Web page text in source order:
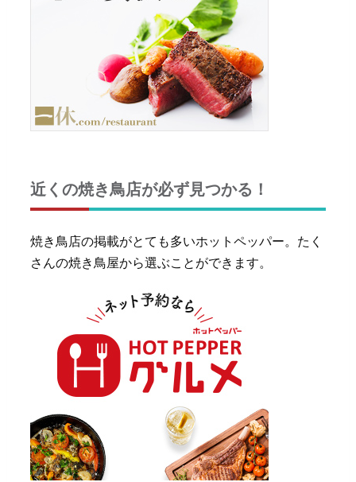
近くの焼き鳥店が必ず見つかる！
焼き鳥店の掲載がとても多いホットペッパー。たく
さんの焼き鳥屋から選ぶことができます。